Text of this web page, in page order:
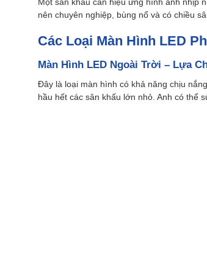
Một sân khấu cần hiệu ứng hình ảnh nhịp
nên chuyên nghiệp, bùng nổ và có chiều
Các Loại Màn Hình LED
Màn Hình LED Ngoài Trời – Lựa
Đây là loại màn hình có khả năng chịu
hầu hết các sân khấu lớn nhỏ. Anh có thể